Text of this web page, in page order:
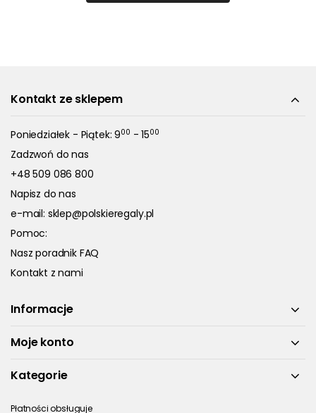
Kontakt ze sklepem
Poniedziałek - Piątek: 900 - 1500
Zadzwoń do nas
+48 509 086 800
Napisz do nas
e-mail: sklep@polskieregaly.pl
Pomoc:
Nasz poradnik FAQ
Kontakt z nami
Informacje
Moje konto
Kategorie
Płatności obsługuje